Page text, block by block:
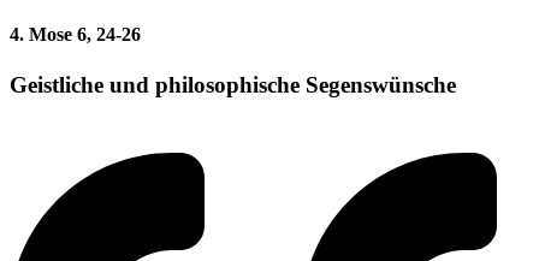
4. Mose 6, 24-26
Geistliche und philosophische Segenswünsche